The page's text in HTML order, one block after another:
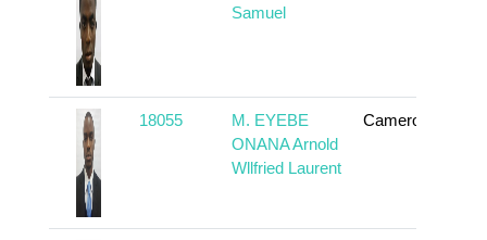
Samuel
18055
M. EYEBE
ONANA Arnold
Wllfried Laurent
Cameroun